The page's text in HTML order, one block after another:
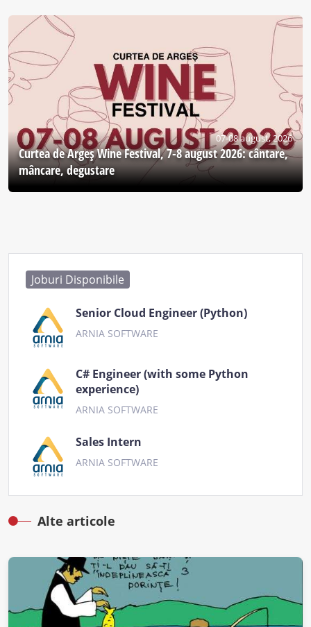
07-08 august, 2026
Curtea de Argeş Wine Festival, 7-8 august 2026: cântare,
mâncare, degustare
Joburi Disponibile
Senior Cloud Engineer (Python)
ARNIA SOFTWARE
C# Engineer (with some Python
experience)
ARNIA SOFTWARE
Sales Intern
ARNIA SOFTWARE
Alte articole